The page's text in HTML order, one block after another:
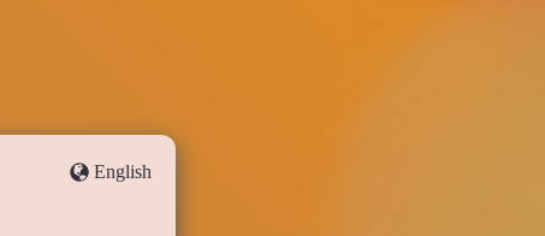
English